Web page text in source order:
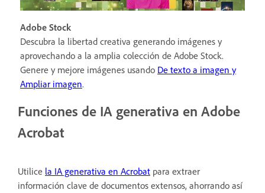
Adobe Stock
Descubra la libertad creativa generando imágenes y
aprovechando a la amplia colección de Adobe Stock.
Genere y mejore imágenes usando De texto a imagen y
Ampliar imagen.
Funciones de IA generativa en Adobe
Acrobat
Utilice la IA generativa en Acrobat para extraer
información clave de documentos extensos, ahorrando así